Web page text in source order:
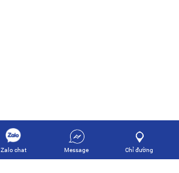
Zalo chat Message Chỉ đường